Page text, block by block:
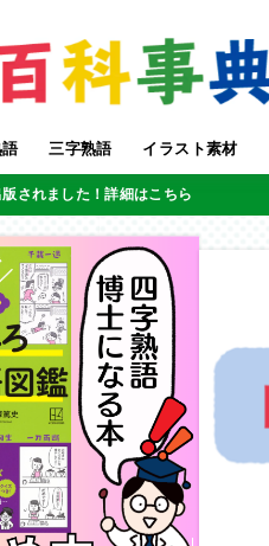
三字熟語 イラスト素材
されました！詳細はこちら